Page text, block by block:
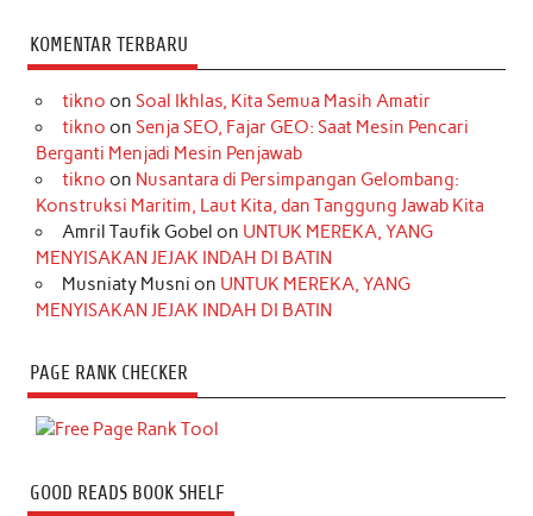
KOMENTAR TERBARU
tikno on Soal Ikhlas, Kita Semua Masih Amatir
tikno on Senja SEO, Fajar GEO: Saat Mesin Pencari
Berganti Menjadi Mesin Penjawab
tikno on Nusantara di Persimpangan Gelombang:
Konstruksi Maritim, Laut Kita, dan Tanggung Jawab Kita
Amril Taufik Gobel on UNTUK MEREKA, YANG
MENYISAKAN JEJAK INDAH DI BATIN
Musniaty Musni on UNTUK MEREKA, YANG
MENYISAKAN JEJAK INDAH DI BATIN
PAGE RANK CHECKER
GOOD READS BOOK SHELF